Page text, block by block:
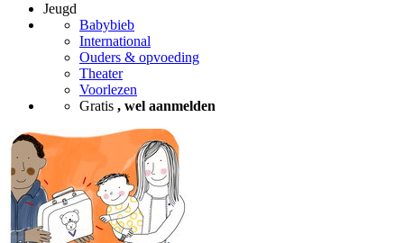
Jeugd
Babybieb
International
Ouders & opvoeding
Theater
Voorlezen
Gratis , wel aanmelden